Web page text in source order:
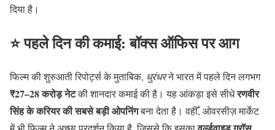
दिया है।
⭐ पहले दिन की कमाई: बॉक्स ऑफिस पर आग
फिल्म की शुरुआती रिपोर्ट्स के मुताबिक, धुरंधरने भारत में पहले दिन लगभग
₹27–28 करोड़ नेटकी शानदार कमाई की है। यह आंकड़ा इसे सीधेरणवीर
सिंह के करियर की सबसे बड़ी ओपनिंगबना देता है। वहीँ, ओवरसीज़ मार्केट